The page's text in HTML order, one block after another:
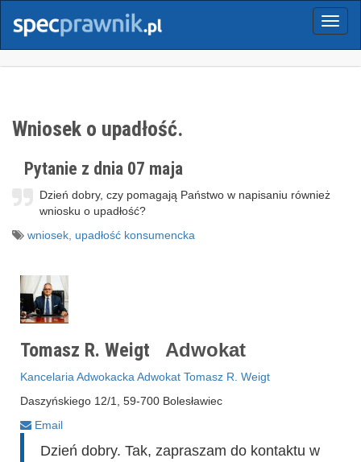
Menu
Wniosek o upadłość.
Pytanie z dnia 07 maja
Dzień dobry, czy pomagają Państwo w napisaniu również
wniosku o upadłość?
wniosek upadłość konsumencka
Tomasz R. Weigt Adwokat
Kancelaria Adwokacka Adwokat Tomasz R. Weigt
Daszyńskiego 12/1, 59-700 Bolesławiec
Email
Dzień dobry. Tak, zapraszam do kontaktu w